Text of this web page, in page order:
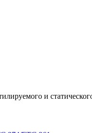
и